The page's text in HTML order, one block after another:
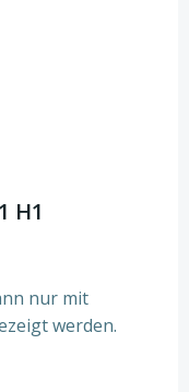
H1
nur mit
werden.